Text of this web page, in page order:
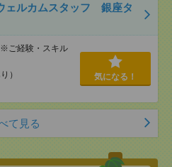
ェルカムスタッフ 銀座タ
ご経験・スキル
）
気になる！
て見る